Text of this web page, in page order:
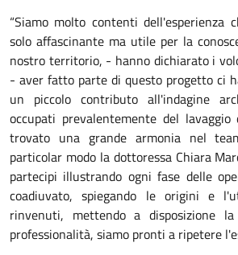
“Siamo molto contenti dell'esperienza
solo affascinante ma utile per la
nostro territorio, - hanno dichiarato i
- aver fatto parte di questo progetto ci
un piccolo contributo all'indagine
occupati prevalentemente del
trovato una grande armonia nel
particolar modo la dottoressa Chiara
partecipi illustrando ogni fase delle
coadiuvato, spiegando le origini e
rinvenuti, mettendo a disposizione
professionalità, siamo pronti a ripetere